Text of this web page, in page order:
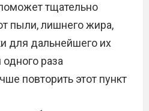
тщательно
пыли, лишнего жира,
для дальнейшего их
раза
повторить этот пункт